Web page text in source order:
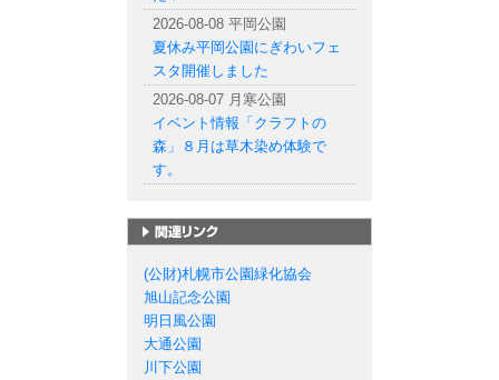
2026-08-08 平岡公園
夏休み平岡公園にぎわいフェ
スタ開催しました
2026-08-07 月寒公園
イベント情報「クラフトの
森」８月は草木染め体験で
す。
(公財)札幌市公園緑化協会
旭山記念公園
明日風公園
大通公園
川下公園